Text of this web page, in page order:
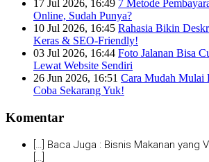
17 Jul 2026, 16:49 7 Metode
Online, Sudah Punya?
10 Jul 2026, 16:45 Rahasia Bikin
Keras & SEO-Friendly!
03 Jul 2026, 16:44 Foto Jalanan Bisa
Lewat Website Sendiri
26 Jun 2026, 16:51 Cara Mudah Mulai
Coba Sekarang Yuk!
Komentar
[…] Baca Juga : Bisnis Makanan yang